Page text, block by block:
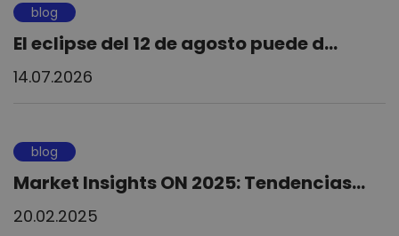
blog
El eclipse del 12 de agosto puede d...
14.07.2026
blog
Market Insights ON 2025: Tendencias...
20.02.2025